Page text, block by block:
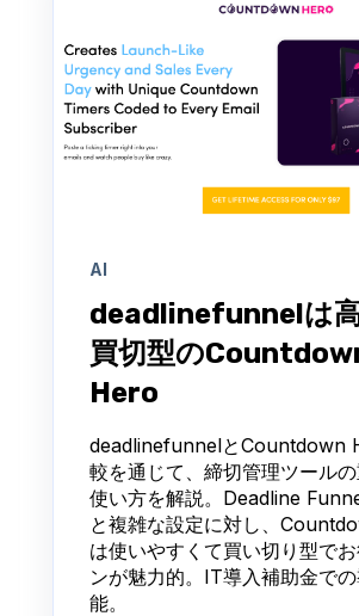
AI
deadlinefunnelは
買切型の
Hero
deadlinefunnelとCountdown
較を通じて、締切管理ツール
使い方を解説。Deadline
と複雑な設定に対し、
は使いやすくて買い切り型で
ンが魅力的。IT導入補助金で
能。